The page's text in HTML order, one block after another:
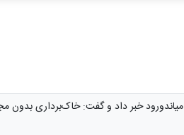
خبر داد و گفت: خاک‌برداری بدون